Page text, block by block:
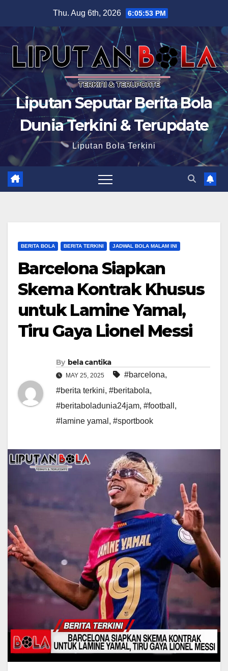
content
Thu. Aug 6th, 2026 6:05:54 PM
Liputan Seputar Berita Bola
Dunia Terkini & Terupdate
Liputan Bola Terkini
BERITA BOLA BERITA TERKINI JADWAL BOLA MALAM INI
Barcelona Siapkan
Skema Kontrak Khusus
untuk Lamine Yamal,
Tiru Gaya Lionel Messi
By bela cantika
MAY 25, 2025 #barcelona,
#berita terkini, #beritabola,
#beritaboladunia24jam, #football ,
#lamine yamal , #sportbook